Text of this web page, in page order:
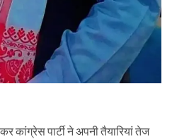
कांग्रेस पार्टी ने अपनी तैयारियां तेज